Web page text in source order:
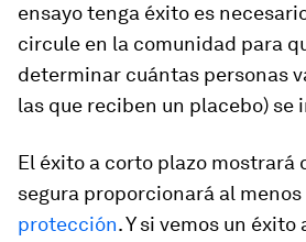
ensayo tenga éxito es
circule en la comunidad para
determinar cuántas personas
las que reciben un placebo) se
El éxito a corto plazo mostrará
segura proporcionará al menos
protección. Y si vemos un éxito